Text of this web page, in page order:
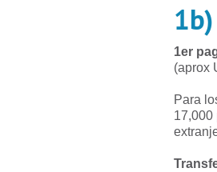
1er
(aprox
Para
17,000